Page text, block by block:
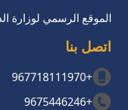
الموقع الرسمي لوزارة
اتصل بنا
+967718111970
+9675446246